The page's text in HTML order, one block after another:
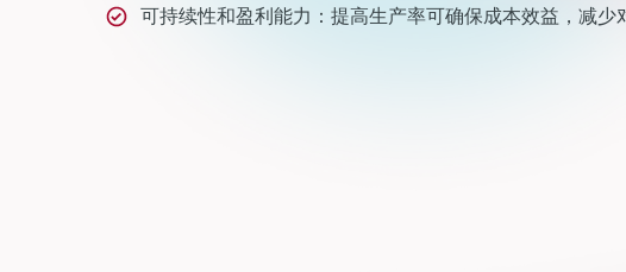
可持续性和盈利能力：提高生产率可确保成本效益，减少